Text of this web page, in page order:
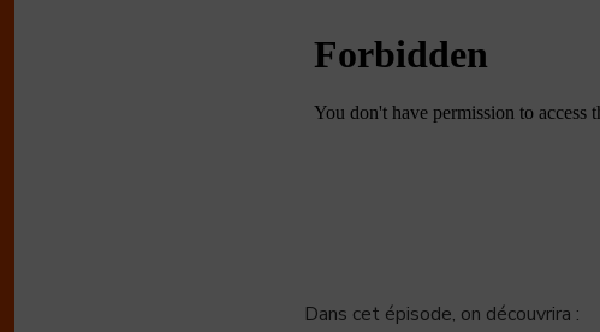
Dans cet épisode, on découvrira :